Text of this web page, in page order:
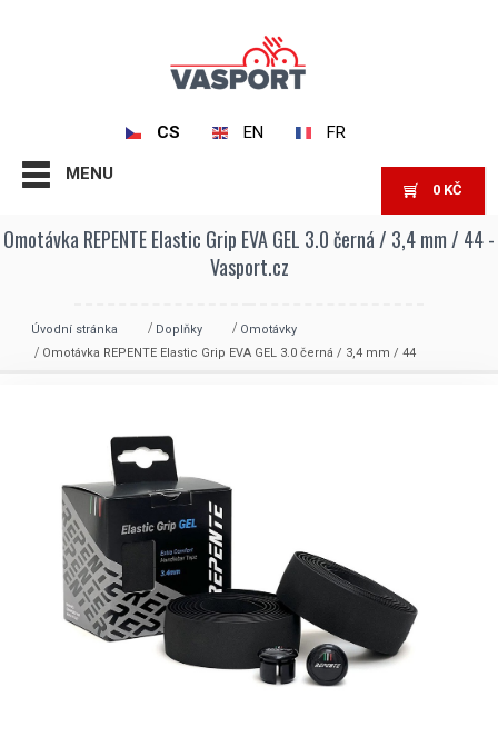
CS EN FR
MENU
0 KČ
Omotávka REPENTE Elastic Grip EVA GEL 3.0 černá / 3,4 mm / 44 -
Vasport.cz
Úvodní stránka Doplňky
Omotávky
Omotávka REPENTE Elastic Grip EVA GEL 3.0 černá / 3,4 mm / 44